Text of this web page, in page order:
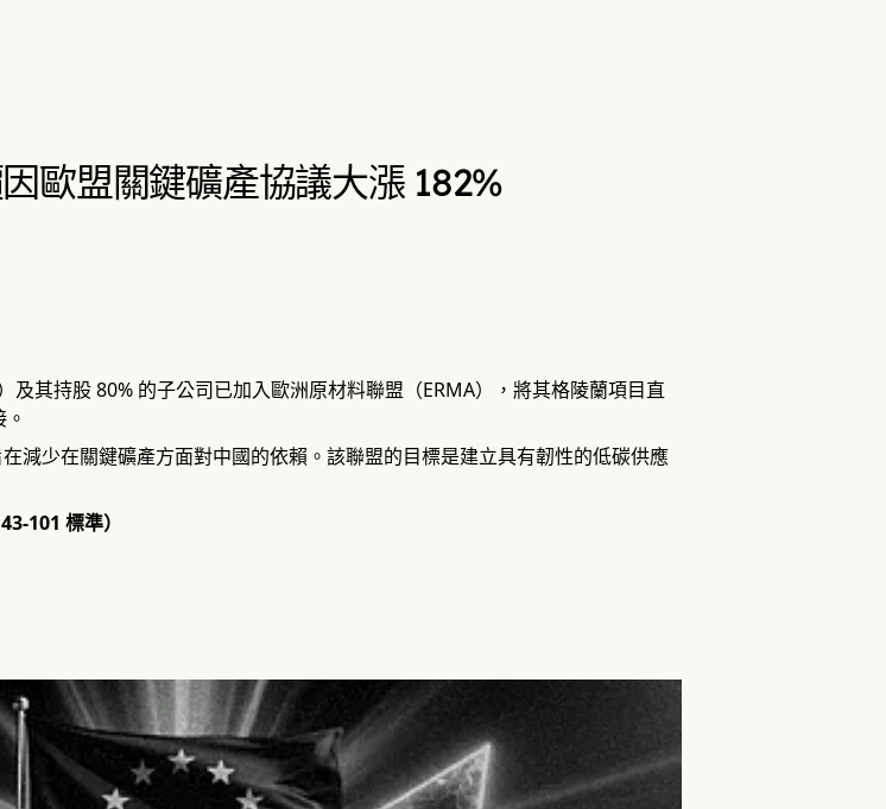
歐盟關鍵礦產協議大漲 182%
及其持股 80% 的子公司已加入歐洲原材料聯盟（ERMA），將其格陵蘭項目直
減少在關鍵礦產方面對中國的依賴。該聯盟的目標是建立具有韌性的低碳供應
101 標準）